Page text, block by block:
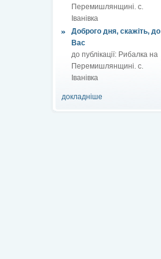
Перемишлянщині. с.
Іванівка
Доброго дня, скажіть, до
Вас
до публікації: Рибалка на
Перемишлянщині. с.
Іванівка
докладніше